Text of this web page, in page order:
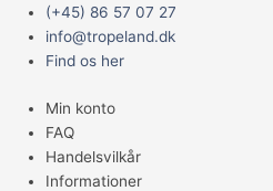
indholdet
(+45) 86 57 07 27
info@tropeland.dk
Find os her
Min konto
FAQ
Handelsvilkår
Informationer
Main
Menu